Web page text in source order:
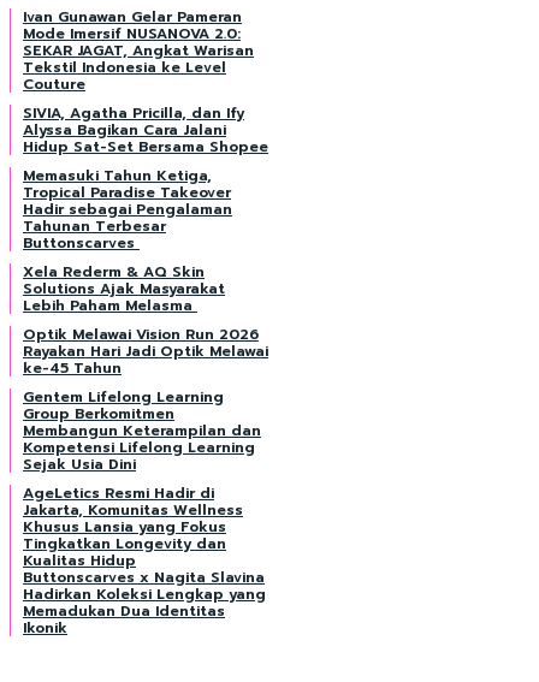
Ivan Gunawan Gelar Pameran
Mode Imersif NUSANOVA 2.0:
SEKAR JAGAT, Angkat Warisan
Tekstil Indonesia ke Level
Couture
SIVIA, Agatha Pricilla, dan Ify
Alyssa Bagikan Cara Jalani
Hidup Sat-Set Bersama Shopee
Memasuki Tahun Ketiga,
Tropical Paradise Takeover
Hadir sebagai Pengalaman
Tahunan Terbesar
Buttonscarves
Xela Rederm & AQ Skin
Solutions Ajak Masyarakat
Lebih Paham Melasma
Optik Melawai Vision Run 2026
Rayakan Hari Jadi Optik Melawai
ke-45 Tahun
Gentem Lifelong Learning
Group Berkomitmen
Membangun Keterampilan dan
Kompetensi Lifelong Learning
Sejak Usia Dini
AgeLetics Resmi Hadir di
Jakarta, Komunitas Wellness
Khusus Lansia yang Fokus
Tingkatkan Longevity dan
Kualitas Hidup
Buttonscarves x Nagita Slavina
Hadirkan Koleksi Lengkap yang
Memadukan Dua Identitas
Ikonik